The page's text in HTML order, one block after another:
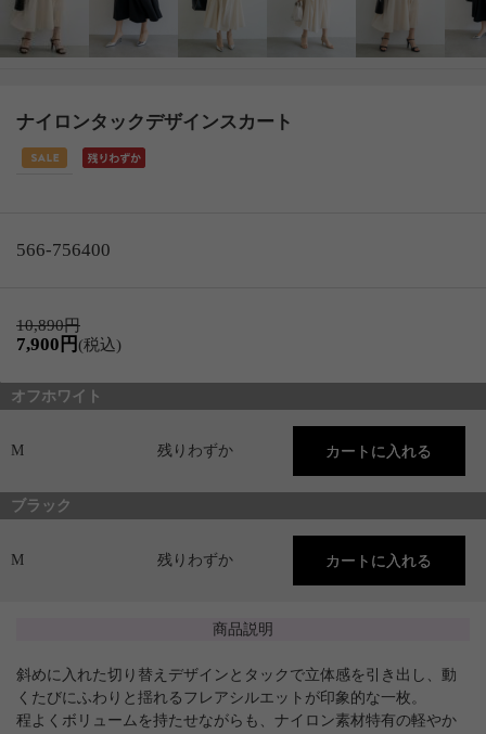
ナイロンタックデザインスカート
566-756400
10,890円
7,900円(税込)
オフホワイト
M 残りわずか
ブラック
M 残りわずか
商品説明
斜めに入れた切り替えデザインとタックで立体感を引き出し、動
くたびにふわりと揺れるフレアシルエットが印象的な一枚。
程よくボリュームを持たせながらも、ナイロン素材特有の軽やか